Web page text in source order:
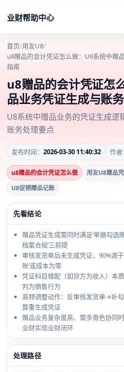
业财帮助中心
首页/用友U8/
u8赠品的会计凭证怎么做：U8系统中赠
指南
u8赠品的会计凭证怎
品业务凭证生成与账
U8系统中赠品业务的凭证生成逻
账务处理要点
发布时间： 2026-03-30 11:40:32 作者：
u8赠品的会计凭证怎么做 用友U8赠品
U8促销赠品记账
先看结论
赠品凭证生成需同时满足‘单据勾选
档案合规’三前提
审核发货单后未生成凭证，90%源
账’或成本为零
凭证科目错配（如贷方为收入）本
判为销售行为
高频调整动作：反审核发货单→补
算重生成凭证
赠品业务复杂度高、需多角色协同
业财实现业财闭环
处理路径